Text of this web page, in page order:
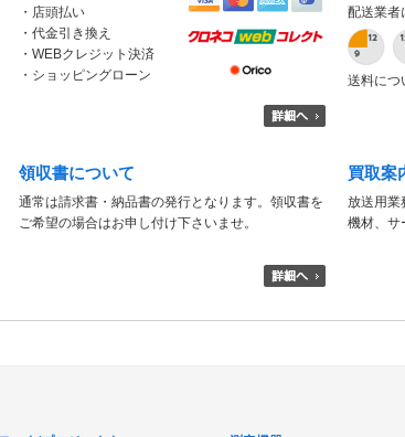
・店頭払い
・代金引き換え
・WEBクレジット決済
・ショッピングローン
配送業者
送料につ
領収書について
通常は請求書・納品書の発行となります。領収書を
ご希望の場合はお申し付け下さいませ。
買取案
放送用業
機材、サ